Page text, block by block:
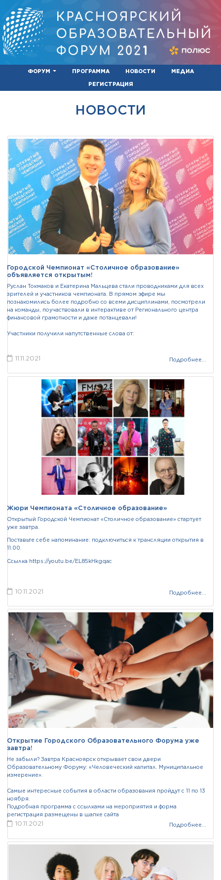
ФОРУМ ПРОГРАММА НОВОСТИ МЕДИА
РЕГИСТРАЦИЯ
НОВОСТИ
Городской Чемпионат «Столичное образование»
объявляется открытым!
Руслан Токмаков и Екатерина Мальцева стали проводниками для всех
зрителей и участников чемпионата. В прямом эфире мы
познакомились более подробно со всеми дисциплинами, посмотрели
на команды, поучаствовали в интерактиве от Регионального центра
финансовой грамотности и даже потанцевали!
Участники получили напутственные слова от:
11.11.2021 Подробнее...
Жюри Чемпионата «Столичное образование»
Открытый Городской Чемпионат «Столичное образование» стартует
уже завтра.
Поставьте себе напоминание: подключиться к трансляции открытия в
11.00.
Ссылка https://youtu.be/EL85kHkgqac
10.11.2021 Подробнее...
Открытие Городского Образовательного Форума уже
завтра!
Не забыли? Завтра Красноярск открывает свои двери
Образовательному Форуму: «Человеческий капитал. Муниципальное
измерение».
Самые интересные события в области образования пройдут с 11 по 13
ноября.
Подробная программа с ссылками на мероприятия и форма
регистрация размещены в шапке сайта
10.11.2021 Подробнее...